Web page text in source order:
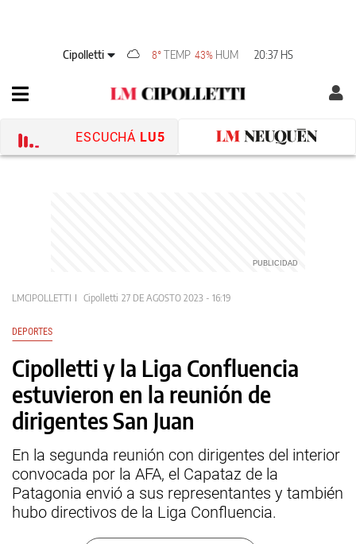
Cipolletti 8°TEMP 43% HUM 20:37 HS
ESCUCHÁ LU5
LMCIPOLLETTI Cipolletti 27 DE AGOSTO 2023 - 16:19
DEPORTES
Cipolletti y la Liga Confluencia
estuvieron en la reunión de
dirigentes San Juan
En la segunda reunión con dirigentes del interior
convocada por la AFA, el Capataz de la
Patagonia envió a sus representantes y también
hubo directivos de la Liga Confluencia.